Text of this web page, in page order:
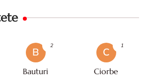
B
Bauturi
2
C
Ciorbe
1